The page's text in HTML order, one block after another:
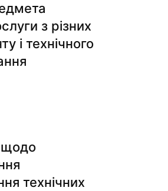
з різних
і технічного
щодо
технічних